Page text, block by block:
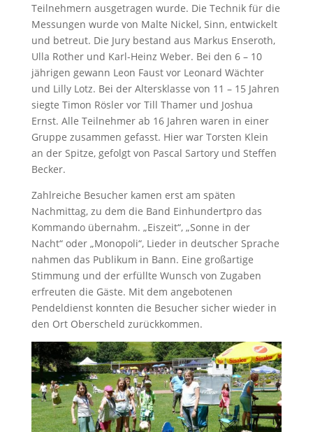
Teilnehmern ausgetragen wurde. Die Technik für die
Messungen wurde von Malte Nickel, Sinn, entwickelt
und betreut. Die Jury bestand aus Markus Enseroth,
Ulla Rother und Karl-Heinz Weber. Bei den 6 – 10
jährigen gewann Leon Faust vor Leonard Wächter
und Lilly Lotz. Bei der Altersklasse von 11 – 15 Jahren
siegte Timon Rösler vor Till Thamer und Joshua
Ernst. Alle Teilnehmer ab 16 Jahren waren in einer
Gruppe zusammen gefasst. Hier war Torsten Klein
an der Spitze, gefolgt von Pascal Sartory und Steffen
Becker.
Zahlreiche Besucher kamen erst am späten
Nachmittag, zu dem die Band Einhundertpro das
Kommando übernahm. „Eiszeit“, „Sonne in der
Nacht“ oder „Monopoli“, Lieder in deutscher Sprache
nahmen das Publikum in Bann. Eine großartige
Stimmung und der erfüllte Wunsch von Zugaben
erfreuten die Gäste. Mit dem angebotenen
Pendeldienst konnten die Besucher sicher wieder in
den Ort Oberscheld zurückkommen.